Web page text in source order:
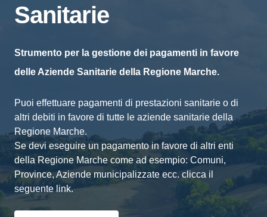
Sanitarie
Strumento per la gestione dei pagamenti in favore
delle Aziende Sanitarie della Regione Marche.
Puoi effettuare pagamenti di prestazioni sanitarie o di
altri debiti in favore di tutte le aziende sanitarie della
Regione Marche.
Se devi eseguire un pagamento in favore di altri enti
della Regione Marche come ad esempio: Comuni,
Province, Aziende municipalizzate ecc. clicca il
seguente link.